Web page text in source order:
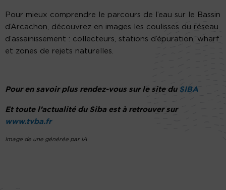
Pour mieux comprendre le parcours de l’eau sur le Bassin
d’Arcachon, découvrez en images les coulisses du réseau
d’assainissement : collecteurs, stations d’épuration, wharf
et zones de rejets naturelles.
Pour en savoir plus rendez-vous sur le site du SIBA
Et toute l’actualité du Siba est à retrouver sur
www.tvba.fr
Image de une générée par IA